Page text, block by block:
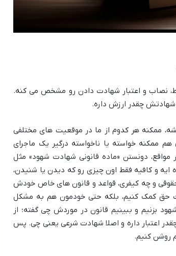
نصاب و اعتبار شهادت دادن رو مشخص می کنه.
چقدر ارزش داره.
ممکنه هر کدوم از ما در موقعیت های مختلفی
ممکنه خواسته یا ناخواسته درگیر یک ماجرای
دونستن «ماده قانونی شهادت شهود» مثل
و کافیه فقط اون چیزی رو که دیدن یا شنیدن،
و چه کیفری، قواعد و قانون های خاص خودش
حق کمک کنیم، بلکه حتی خودمون هم به مشکل
بزنیم و ببینیم قانون در موردش چی گفته؛ از
اعتبار داره و اصلا شهادت شرعی یعنی چی. پس
روشن کنیم.